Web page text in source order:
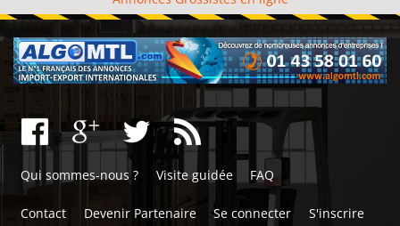
Qui sommes-nous ? Visite guidée FAQ
Contact Devenir Partenaire Se connecter
S'inscrire